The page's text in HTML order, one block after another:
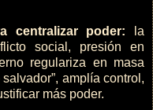
centralizar poder: la
social, presión en
regulariza en masa
amplía control,
más poder.